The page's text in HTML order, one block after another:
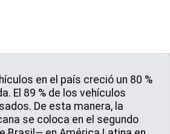
en el país creció un 80 %
El 89 % de los vehículos
De esta manera, la
se coloca en el segundo